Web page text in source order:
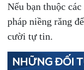
Nếu bạn thuộc
pháp niềng răng
cười tự tin.